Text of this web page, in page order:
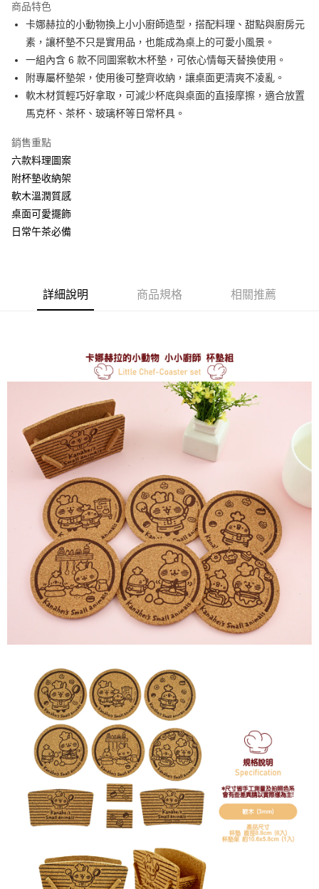
Apple Pay
街口支付
悠遊付
AFTEE先享後付
相關說明
AFTEE先享後付是「在收到商品之後才付款」的支付方式。 讓您購物簡單
便利好安心！
１．簡單：不需註冊會員、不需綁卡、不需儲值。
２．便利：只要手機號碼，簡訊認證，即可結帳。
３．安心：先確認商品／服務後，再付款。
１．於結帳方式選擇「AFTEE先享後付」後，將跳轉至「AFTEE先享後付」
ATM／網路銀行／等多元方式進行付款，方視為交易完成。
※ 請注意：結帳手續完成當下不需立刻繳費，但若您需要取消訂單，請聯絡
購買商品的店家。未經商家同意取消之訂單仍視為有效，需透過AFTEE先享
是否繳費成功／繳費後需取消欲退款等相關疑問，請聯繫「AFTEE先享後付
https://netprotections.freshdesk.com/support/home
１．透過由恩沛科技股份有限公司提供之「AFTEE先享後付」服務完成之交
易，需依本服務之必要範圍內提供個人資料，並將交易相關給付款項請求債
權轉讓予恩沛科技股份有限公司。
２．關於個人資料處理事宜，請瀏覽以下網址：
https://aftee.tw/terms/#terms3
３．未成年的使用者請事先徵得法定代理人或監護人之同意方可使用
「AFTEE先享後付」，若未經同意申辦者引起之損失，本公司不負相關責
４．使用「AFTEE先享後付」時，將依據個別帳號之用戶狀況，依本公司即
時審查核予不同之上限額度；若仍有額度不足之情形，本公司將視審查結果
請求用戶進行身份認證。
５．嚴禁一人註冊多個帳號或使用他人資訊註冊。若發現惡意使用之情形，
恩沛科技股份有限公司將有權停止該用戶之使用額度並採取法律行動。
ATM付款
運送方式
全家付款取貨
每筆NT$60，滿NT$499(含以上)免運費
7-11付款取貨
每筆NT$60，滿NT$499(含以上)免運費
每筆NT$60，滿NT$499(含以上)免運費
宅配
每筆NT$120，滿NT$499(含以上)免運費
海外宅配 查看運費
商品特色
卡娜赫拉的小動物換上小小廚師造型，搭配料理、甜點與廚房元
素，讓杯墊不只是實用品，也能成為桌上的可愛小風景。
一組內含 6 款不同圖案軟木杯墊，可依心情每天替換使用。
附專屬杯墊架，使用後可整齊收納，讓桌面更清爽不凌亂。
軟木材質輕巧好拿取，可減少杯底與桌面的直接摩擦，適合放置
馬克杯、茶杯、玻璃杯等日常杯具。
銷售重點
六款料理圖案
附杯墊收納架
軟木溫潤質感
桌面可愛擺飾
日常午茶必備
詳細說明 商品規格 相關推薦